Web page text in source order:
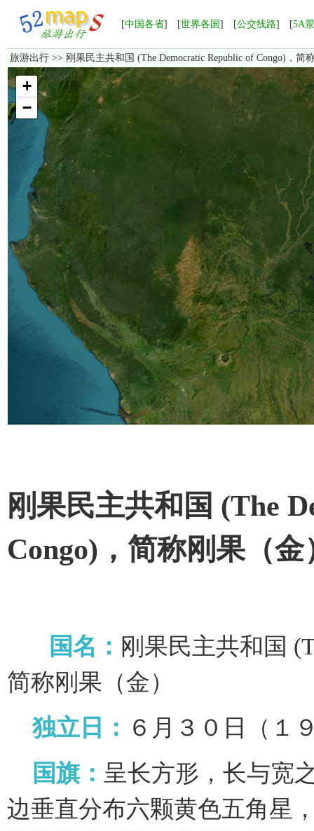
[中国各省] [世界各国 ] [公交线路] [5A
旅游出行 >> 刚果民主共和国 (The Democratic Republic of Congo)，简
加载中，如果长时间无法显示，请点击这里重新加载 ！
+
−
刚果民主共和国 (The
Congo)，简称刚果（
国名： 刚果民主共和国
简称刚果（金）
独立日： ６月３０日（１
国旗： 呈长方形，长与宽
边垂直分布六颗黄色五角星